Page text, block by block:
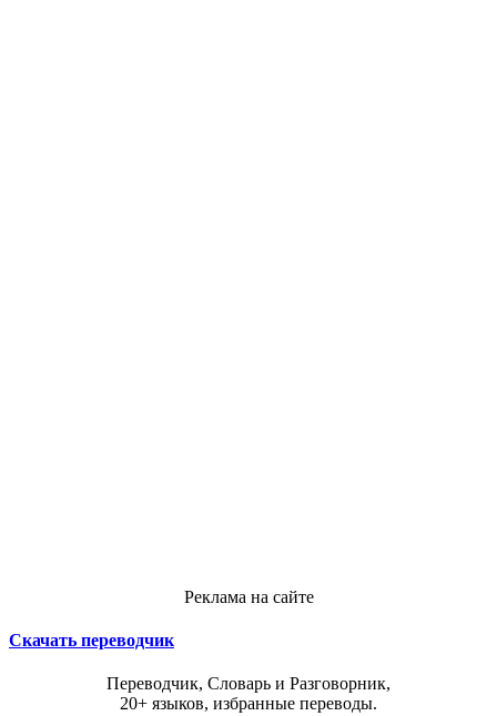
Реклама на сайте
Скачать переводчик
Переводчик, Словарь и Разговорник,
20+ языков, избранные переводы.